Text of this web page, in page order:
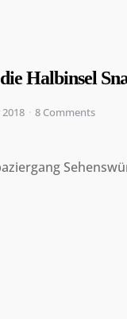
Halbinsel
2018 8 Comments